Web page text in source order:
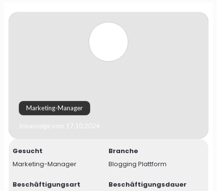
Marketing-Manager
Jobanzeige vom 17.10.2024
Gesucht
Marketing-Manager
Branche
Blogging Plattform
Beschäftigungsart
Beschäftigungsdauer